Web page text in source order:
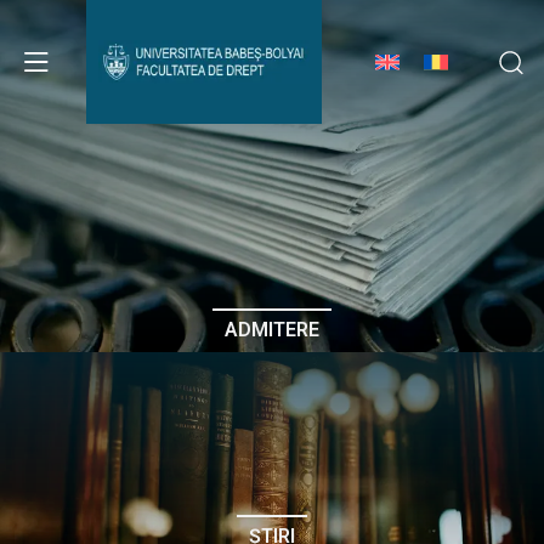
Avizier Studenți
Studii
Admitere
Erasmus & Internațional
Despre Facultate
ADMITERE
ȘTIRI